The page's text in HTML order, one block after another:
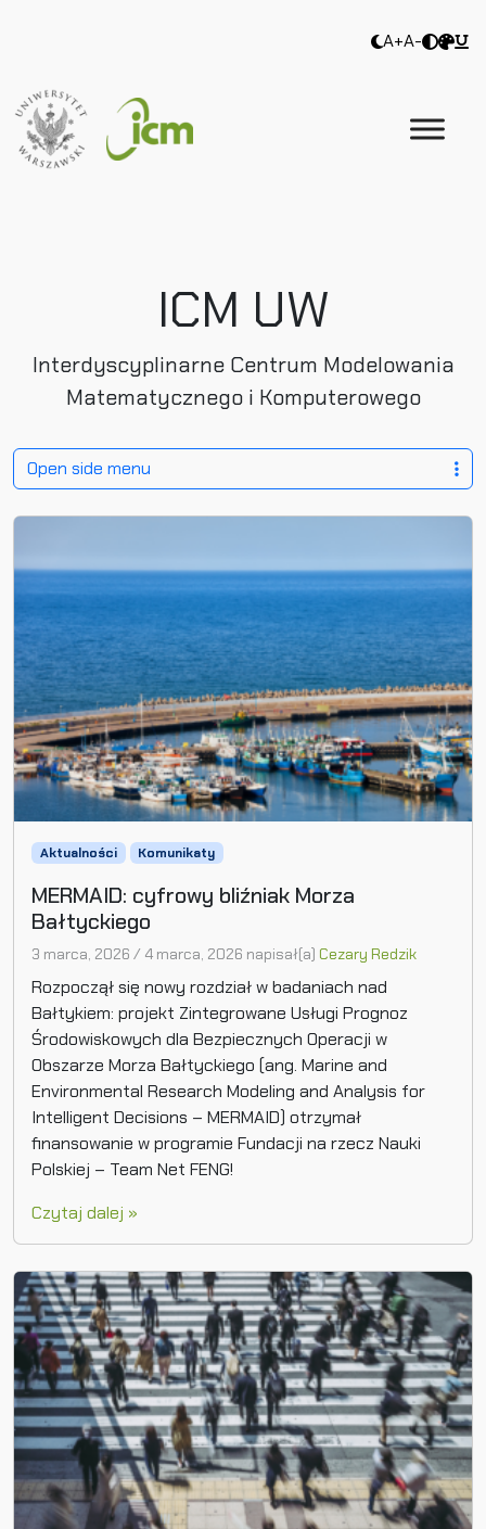
A+A-
ICM UW
Interdyscyplinarne Centrum Modelowania
Matematycznego i Komputerowego
Aktualności Komunikaty
MERMAID: cyfrowy bliźniak Morza
Bałtyckiego
3 marca, 2026 / 4 marca, 2026 napisał(a) Cezary Redzik
Rozpoczął się nowy rozdział w badaniach nad
Bałtykiem: projekt Zintegrowane Usługi Prognoz
Środowiskowych dla Bezpiecznych Operacji w
Obszarze Morza Bałtyckiego (ang. Marine and
Environmental Research Modeling and Analysis for
Intelligent Decisions – MERMAID) otrzymał
finansowanie w programie Fundacji na rzecz Nauki
Polskiej – Team Net FENG!
Czytaj dalej »
Open side menu